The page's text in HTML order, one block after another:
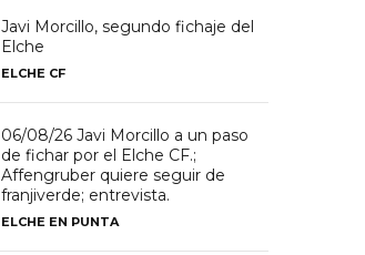
Javi Morcillo, segundo fichaje del
Elche
ELCHE CF
06/08/26 Javi Morcillo a un paso
de fichar por el Elche CF.;
Affengruber quiere seguir de
franjiverde; entrevista.
ELCHE EN PUNTA